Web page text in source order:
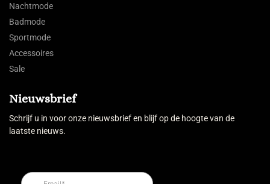
Nachtmode
Badmode
Sportmode
Accessoires
Sale
Nieuwsbrief
Schrijf u in voor onze nieuwsbrief en blijf op de hoogte van de
laatste nieuws.